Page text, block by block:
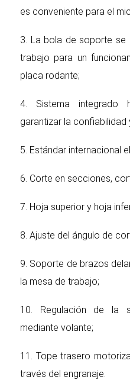
es conveniente para el
3. La bola de soporte se
trabajo para un
placa rodante;
4. Sistema integrado
garantizar la confiabilidad
5. Estándar internacional
6. Corte en secciones,
7. Hoja superior y hoja
8. Ajuste del ángulo de
9. Soporte de brazos
la mesa de trabajo;
10. Regulación de la
mediante volante;
11. Tope trasero
través del engranaje.